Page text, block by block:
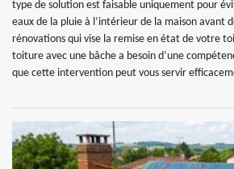
type de solution est faisable uniquement pour
eaux de la pluie à l’intérieur de la maison avant
rénovations qui vise la remise en état de votre
toiture avec une bâche a besoin d’une
que cette intervention peut vous servir